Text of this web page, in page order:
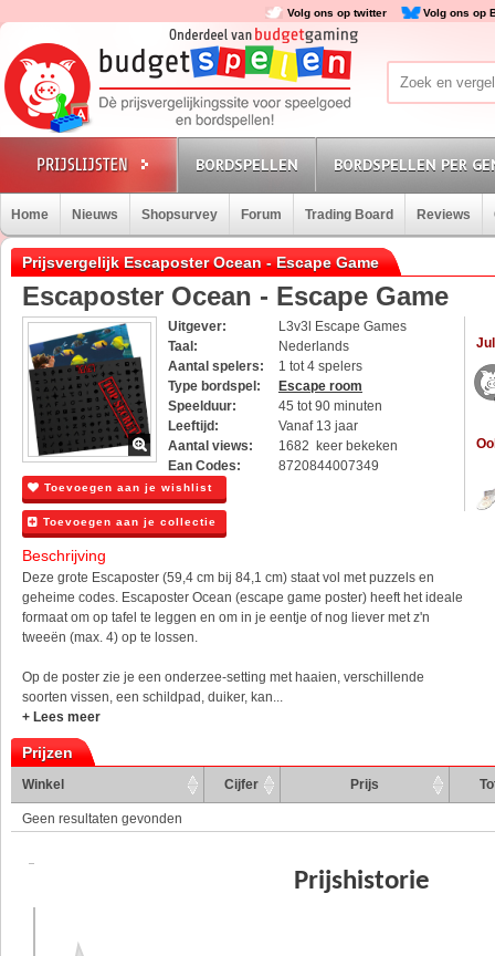
Volg ons op twitter Volg ons op
BORDSPELLEN BORDSPELLEN PER
Home Nieuws Shopsurvey Forum Trading Board Reviews
Prijsvergelijk Escaposter Ocean - Escape Game
Escaposter Ocean - Escape Game
Uitgever:
L3v3l Escape Games
Taal:
Nederlands
Aantal spelers:
1 tot 4 spelers
Type bordspel:
Escape room
Speelduur:
45 tot 90 minuten
Leeftijd:
Vanaf 13 jaar
Aantal views:
1682 keer bekeken
Ean Codes:
8720844007349
Toevoegen aan je wishlist
Toevoegen aan je collectie
Beschrijving
Deze grote Escaposter (59,4 cm bij 84,1 cm) staat vol met puzzels en
geheime codes. Escaposter Ocean (escape game poster) heeft het ideale
formaat om op tafel te leggen en om in je eentje of nog liever met z'n
tweeën (max. 4) op te lossen.
Op de poster zie je een onderzee-setting met haaien, verschillende
soorten vissen, een schildpad, duiker, kan...
+ Lees meer
Prijzen
Winkel Cijfer Prijs
Geen resultaten gevonden